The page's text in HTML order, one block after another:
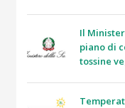
Il
piano di
tossine